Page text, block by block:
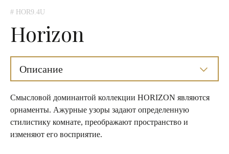
# HOR9.4U
Horizon
Описание
Смысловой доминантой коллекции HORIZON являются
орнаменты. Ажурные узоры задают определенную
стилистику комнате, преображают пространство и
изменяют его восприятие.